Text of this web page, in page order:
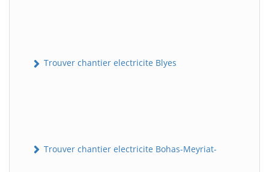
Trouver chantier electricite Blyes
Trouver chantier electricite Bohas-Meyriat-